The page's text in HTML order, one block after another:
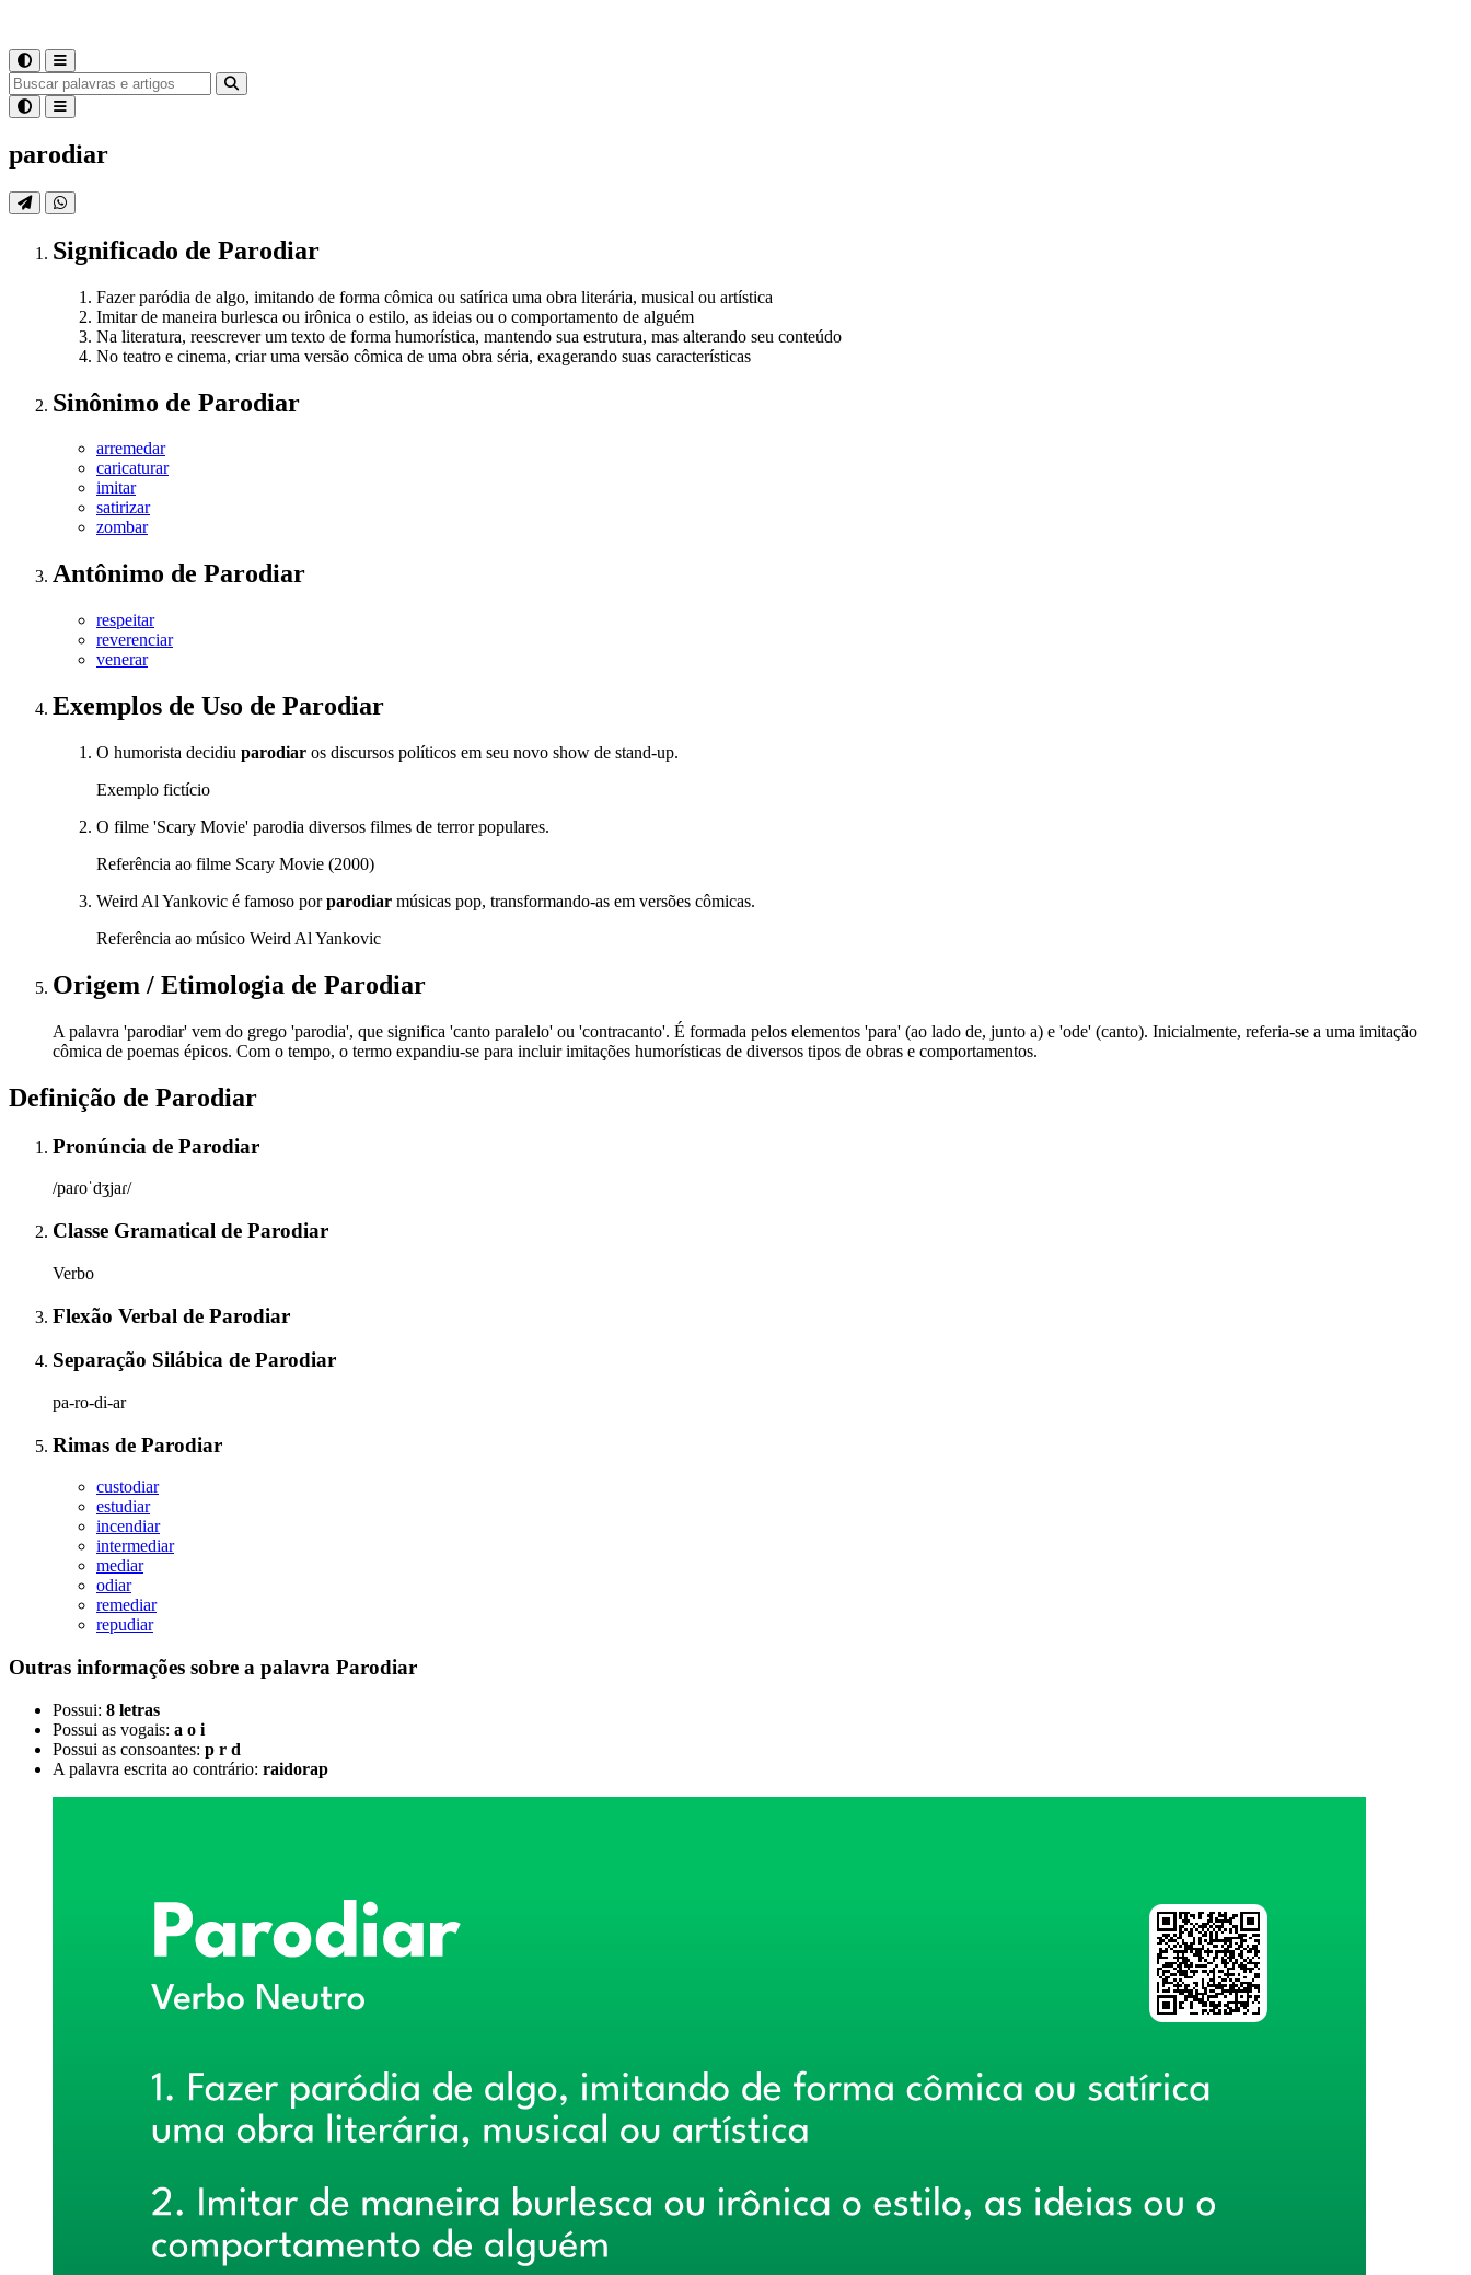
parodiar
Significado de Parodiar
Fazer paródia de algo, imitando de forma cômica ou satírica uma obra literária, musical ou artística
Imitar de maneira burlesca ou irônica o estilo, as ideias ou o comportamento de alguém
Na literatura, reescrever um texto de forma humorística, mantendo sua estrutura, mas alterando seu conteúdo
No teatro e cinema, criar uma versão cômica de uma obra séria, exagerando suas características
Sinônimo de Parodiar
arremedar
caricaturar
imitar
satirizar
zombar
Antônimo de Parodiar
respeitar
reverenciar
venerar
Exemplos de Uso de Parodiar
O humorista decidiu parodiar os discursos políticos em seu novo show de stand-up.
Exemplo fictício
O filme 'Scary Movie' parodia diversos filmes de terror populares.
Referência ao filme Scary Movie (2000)
Weird Al Yankovic é famoso porparodiar músicas pop, transformando-as em versões cômicas.
Referência ao músico Weird Al Yankovic
Origem / Etimologia de Parodiar
A palavra 'parodiar' vem do grego 'parodia', que significa 'canto paralelo' ou 'contracanto'. É formada pelos elementos 'para' (ao lado de, junto a) e 'ode' (canto). Inicialmente, referia-se a uma imitação
cômica de poemas épicos. Com o tempo, o termo expandiu-se para incluir imitações humorísticas de diversos tipos de obras e comportamentos.
Definição de Parodiar
Pronúncia de Parodiar
/paɾoˈdʒjaɾ/
Classe Gramatical de Parodiar
Verbo
Flexão Verbal de Parodiar
Separação Silábica de Parodiar
pa-ro-di-ar
Rimas de Parodiar
custodiar
estudiar
incendiar
intermediar
mediar
odiar
remediar
repudiar
Outras informações sobre a palavra Parodiar
Possui: 8 letras
Possui as vogais: a o i
Possui as consoantes: p r d
A palavra escrita ao contrário: raidorap